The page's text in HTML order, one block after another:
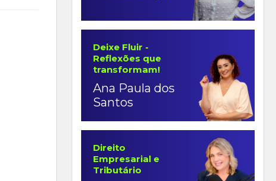
Deixe Fluir -
Reflexões que
transformam!
Ana Paula dos
Santos
Direito
Empresarial e
Tributário